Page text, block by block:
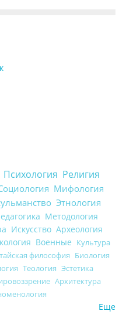
Психология Религия
Мифология
Этнология
Методология
Искусство Археология
Военные Культура
философия Биология
Теология Эстетика
Архитектура
Еще